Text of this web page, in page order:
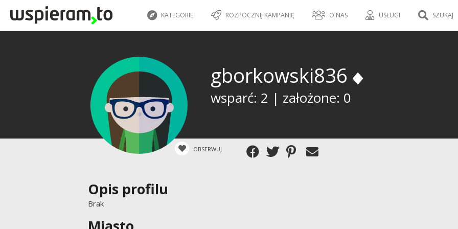
KATEGORIE ROZPOCZNIJ KAMPANIĘ O NAS USŁUGI SZUKAJ
gborkowski836
wsparć: 2 | założone: 0
OBSERWUJ
Opis profilu
Brak